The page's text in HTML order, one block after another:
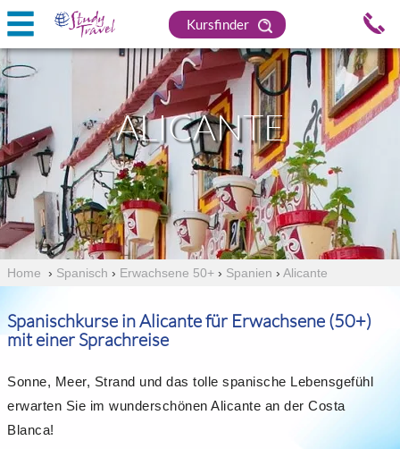
Kursfinder
ALICANTE
Home › Spanisch › Erwachsene 50+ › Spanien › Alicante
Spanischkurse in Alicante für Erwachsene (50+)
mit einer Sprachreise
Sonne, Meer, Strand und das tolle spanische Lebensgefühl
erwarten Sie im wunderschönen Alicante an der Costa
Blanca!